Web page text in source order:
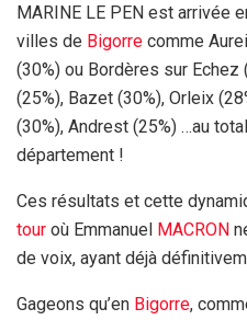
MARINE LE PEN est arrivée
villes de Bigorre comme
(30%) ou Bordères sur Echez
(25%), Bazet (30%), Orleix
(30%), Andrest (25%) …au
département !
Ces résultats et cette
tour où Emmanuel MACRON
de voix, ayant déjà
Gageons qu’en Bigorre,